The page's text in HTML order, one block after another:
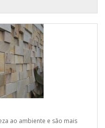
ao ambiente e são mais